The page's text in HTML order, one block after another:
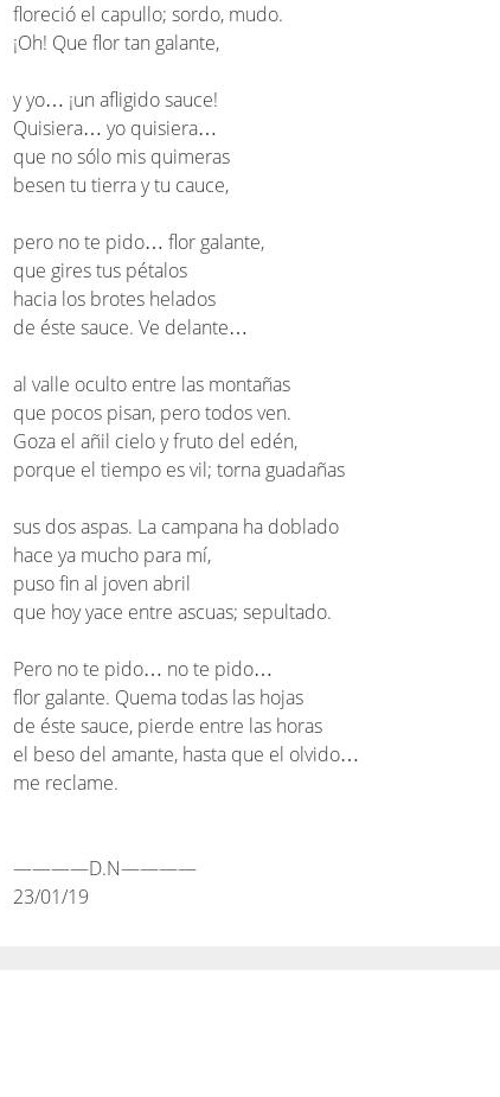
floreció el capullo; sordo, mudo.
¡Oh! Que flor tan galante,
y yo… ¡un afligido sauce!
Quisiera… yo quisiera…
que no sólo mis quimeras
besen tu tierra y tu cauce,
pero no te pido… flor galante,
que gires tus pétalos
hacia los brotes helados
de éste sauce. Ve delante…
al valle oculto entre las montañas
que pocos pisan, pero todos ven.
Goza el añil cielo y fruto del edén,
porque el tiempo es vil; torna guadañas
sus dos aspas. La campana ha doblado
hace ya mucho para mí,
puso fin al joven abril
que hoy yace entre ascuas; sepultado.
Pero no te pido… no te pido…
flor galante. Quema todas las hojas
de éste sauce, pierde entre las horas
el beso del amante, hasta que el olvido…
me reclame.
————D.N————
23/01/19